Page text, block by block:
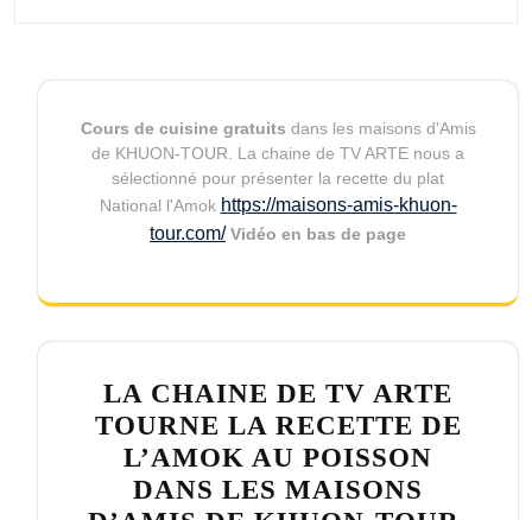
Cours de cuisine gratuits dans les maisons d'Amis
de KHUON-TOUR. La chaine de TV ARTE nous a
sélectionné pour présenter la recette du plat
National l'Amok https://maisons-amis-khuon-
tour.com/ Vidéo en bas de page
LA CHAINE DE TV ARTE
TOURNE LA RECETTE DE
L’AMOK AU POISSON
DANS LES MAISONS